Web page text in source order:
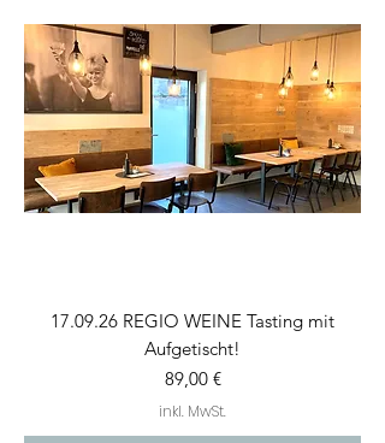
17.09.26 REGIO WEINE Tasting mit
Aufgetischt!
Preis
89,00 €
inkl. MwSt.